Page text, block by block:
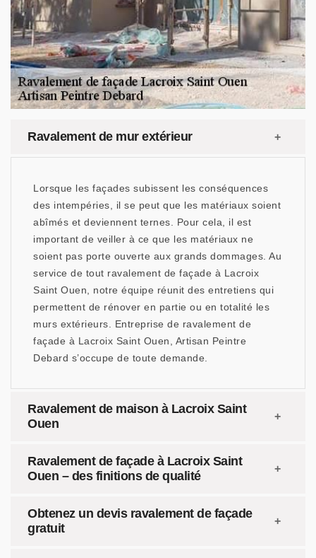
Ravalement de mur extérieur
Lorsque les façades subissent les conséquences
des intempéries, il se peut que les matériaux soient
abîmés et deviennent ternes. Pour cela, il est
important de veiller à ce que les matériaux ne
soient pas porte ouverte aux grands dommages. Au
service de tout ravalement de façade à Lacroix
Saint Ouen, notre équipe réunit des entretiens qui
permettent de rénover en partie ou en totalité les
murs extérieurs. Entreprise de ravalement de
façade à Lacroix Saint Ouen, Artisan Peintre
Debard s’occupe de toute demande.
Ravalement de maison à Lacroix Saint
Ouen
Ravalement de façade à Lacroix Saint
Ouen – des finitions de qualité
Obtenez un devis ravalement de façade
gratuit